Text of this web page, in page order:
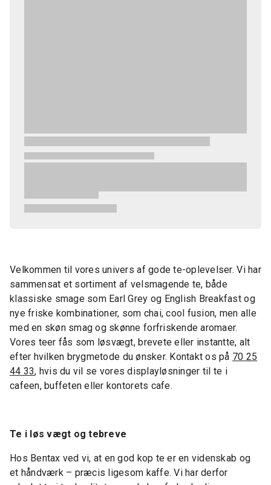
Velkommen til vores univers af gode te-oplevelser. Vi har
sammensat et sortiment af velsmagende te, både
klassiske smage som Earl Grey og English Breakfast og
nye friske kombinationer, som chai, cool fusion, men alle
med en skøn smag og skønne forfriskende aromaer.
Vores teer fås som løsvægt, brevete eller instantte, alt
efter hvilken brygmetode du ønsker. Kontakt os på 70 25
44 33, hvis du vil se vores displayløsninger til te i
cafeen, buffeten eller kontorets cafe.
Te i løs vægt og tebreve
Hos Bentax ved vi, at en god kop te er en videnskab og
et håndværk – præcis ligesom kaffe. Vi har derfor